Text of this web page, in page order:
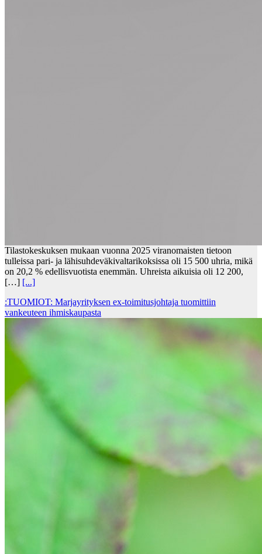
Tilastokeskuksen mukaan vuonna 2025 viranomaisten tietoon
tulleissa pari- ja lähisuhdeväkivaltarikoksissa oli 15 500 uhria, mikä
on 20,2 % edellisvuotista enemmän. Uhreista aikuisia oli 12 200,
[…] [...]
:TUOMIOT: Marjayrityksen ex-toimitusjohtaja tuomittiin
vankeuteen ihmiskaupasta